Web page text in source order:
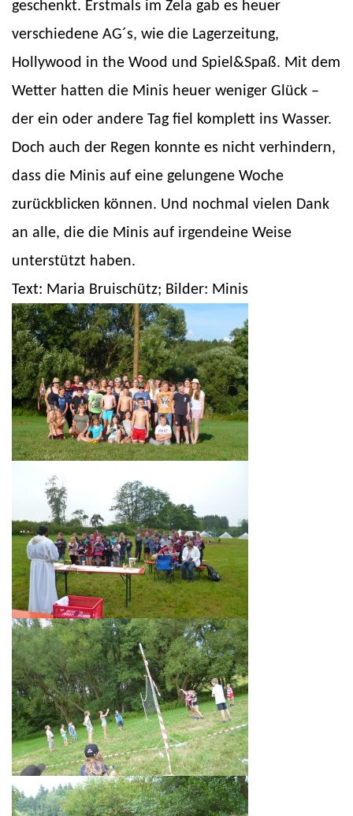
geschenkt. Erstmals im Zela gab es heuer
verschiedene AG´s, wie die Lagerzeitung,
Hollywood in the Wood und Spiel&Spaß. Mit dem
Wetter hatten die Minis heuer weniger Glück –
der ein oder andere Tag fiel komplett ins Wasser.
Doch auch der Regen konnte es nicht verhindern,
dass die Minis auf eine gelungene Woche
zurückblicken können. Und nochmal vielen Dank
an alle, die die Minis auf irgendeine Weise
unterstützt haben.
Text: Maria Bruischütz; Bilder: Minis